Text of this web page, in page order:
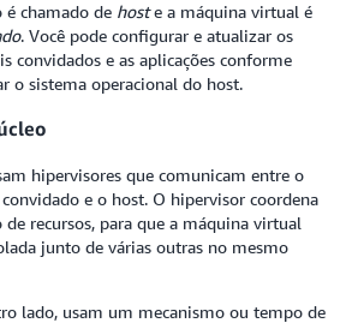
chamado de hoste a máquina virtual é
. Você pode configurar e atualizar os
convidados e as aplicações conforme
o sistema operacional do host.
hipervisores que comunicam entre o
e o host. O hipervisor coordena
recursos, para que a máquina virtual
junto de várias outras no mesmo
lado, usam um mecanismo ou tempo de